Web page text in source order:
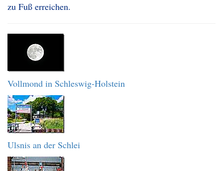
zu Fuß erreichen.
Vollmond in Schleswig-Holstein
Ulsnis an der Schlei